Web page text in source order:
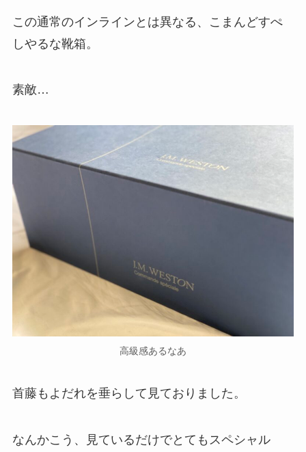
この通常のインラインとは異なる、こまんどすぺ
しやるな靴箱。
素敵…
高級感あるなあ
首藤もよだれを垂らして見ておりました。
なんかこう、見ているだけでとてもスペシャル